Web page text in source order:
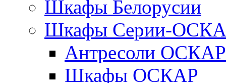
Шкафы Белорусии
Шкафы Серии-
Антресоли ОСКАР
Шкафы ОСКАР